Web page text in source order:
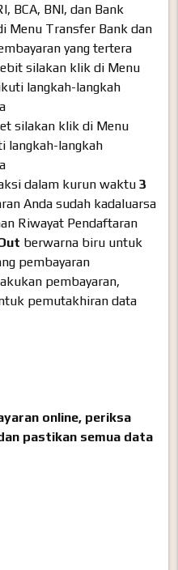
BCA, BNI, dan Bank
Menu Transfer Bank dan
yang tertera
silakan klik di Menu
langkah-langkah
silakan klik di Menu
langkah-langkah
dalam kurun waktu 3
Anda sudah kadaluarsa
Riwayat Pendaftaran
berwarna biru untuk
pembayaran
pembayaran,
pemutakhiran data
online, periksa
pastikan semua data